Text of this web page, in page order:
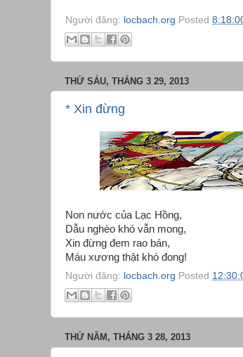
Người đăng: locbach.org Posted
THỨ SÁU, THÁNG 3 29, 2013
* Xin đừng
Non nước của Lạc Hồng,
Dẫu nghèo khó vẫn mong,
Xin đừng đem rao bán,
Máu xương thật khó đong!
Người đăng: locbach.org Posted
THỨ NĂM, THÁNG 3 28, 2013